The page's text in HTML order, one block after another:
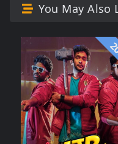
You May Also